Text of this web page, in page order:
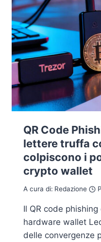
QR Code
lettere truffa
colpiscono i
crypto wallet
A cura di: Redazione
Il QR code
hardware wallet
delle convergenze